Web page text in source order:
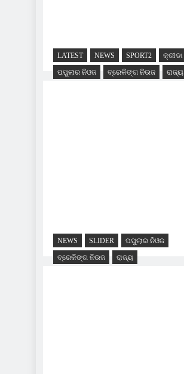
LATEST NEWS SPORT2
କ୍ରୀଡା
ପପୁଲାର ନିଓଜ
ବ୍ରେକିଙ୍ଗ ନିଉଜ ରାଜ୍ୟ
NEWS SLIDER
ପପୁଲାର ନିଓଜ
ବ୍ରେକିଙ୍ଗ ନିଉଜ
ରାଜ୍ୟ